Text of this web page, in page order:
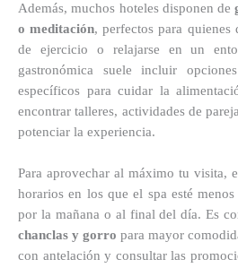
Además, muchos hoteles disponen de
o meditación, perfectos para quienes
de ejercicio o relajarse en un
gastronómica suele incluir
específicos para cuidar la
encontrar talleres, actividades de
potenciar la experiencia.
Para aprovechar al máximo tu visita,
horarios en los que el spa esté
por la mañana o al final del día. Es
chanclas y gorro para mayor
con antelación y consultar las